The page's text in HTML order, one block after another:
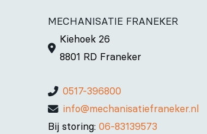
MECHANISATIE FRANEKER
Kiehoek 26
8801 RD Franeker
0517-396800
info@mechanisatiefraneker.nl
Bij storing: 06-83139573